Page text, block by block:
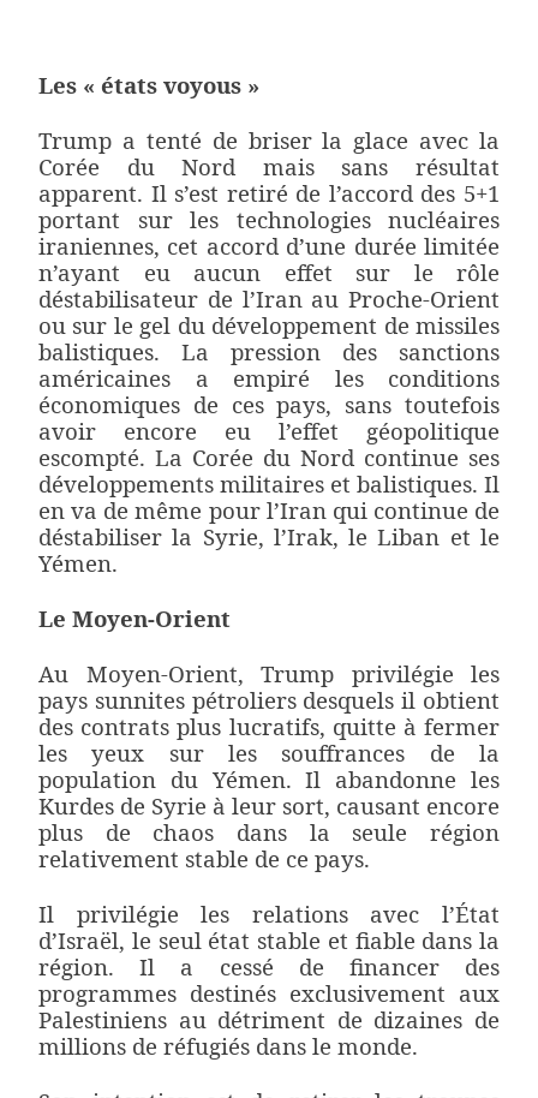
Les « états voyous »
Trump a tenté de briser la glace avec la
Corée du Nord mais sans résultat
apparent. Il s’est retiré de l’accord des 5+1
portant sur les technologies nucléaires
iraniennes, cet accord d’une durée limitée
n’ayant eu aucun effet sur le rôle
déstabilisateur de l’Iran au Proche-Orient
ou sur le gel du développement de missiles
balistiques. La pression des sanctions
américaines a empiré les conditions
économiques de ces pays, sans toutefois
avoir encore eu l’effet géopolitique
escompté. La Corée du Nord continue ses
développements militaires et balistiques. Il
en va de même pour l’Iran qui continue de
déstabiliser la Syrie, l’Irak, le Liban et le
Yémen.
Le Moyen-Orient
Au Moyen-Orient, Trump privilégie les
pays sunnites pétroliers desquels il obtient
des contrats plus lucratifs, quitte à fermer
les yeux sur les souffrances de la
population du Yémen. Il abandonne les
Kurdes de Syrie à leur sort, causant encore
plus de chaos dans la seule région
relativement stable de ce pays.
Il privilégie les relations avec l’État
d’Israël, le seul état stable et fiable dans la
région. Il a cessé de financer des
programmes destinés exclusivement aux
Palestiniens au détriment de dizaines de
millions de réfugiés dans le monde.